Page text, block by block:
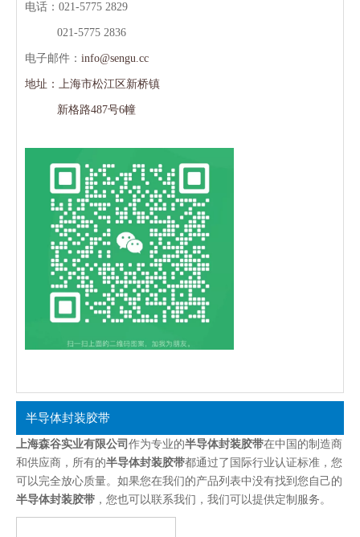
电话：021-5775 2829
021-5775 2836
电子邮件： info@sengu.cc
地址：上海市松江区新桥镇
新格路487号6幢
半导体封装胶带
上海森谷实业有限公司 作为专业的半导体封装胶带在中国的制造商
和供应商，所有的半导体封装胶带都通过了国际行业认证标准，您
可以完全放心质量。如果您在我们的产品列表中没有找到您自己的
半导体封装胶带 ，您也可以联系我们，我们可以提供定制服务。